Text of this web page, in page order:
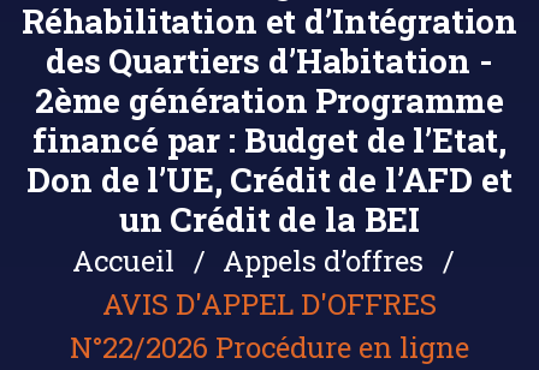
Réhabilitation et d’Intégration
des Quartiers d’Habitation -
2ème génération Programme
financé par : Budget de l’Etat,
Don de l’UE, Crédit de l’AFD et
un Crédit de la BEI
Accueil
Appels d’offres
AVIS D'APPEL D'OFFRES
N°22/2026 Procédure en ligne